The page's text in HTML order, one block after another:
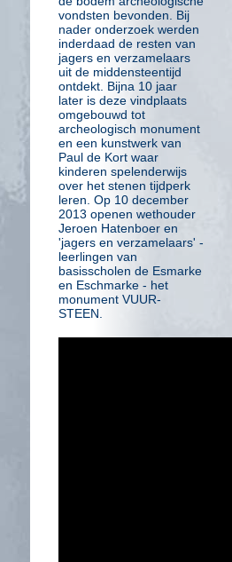
vondsten bevonden. Bij
nader onderzoek werden
inderdaad de resten van
jagers en verzamelaars
uit de middensteentijd
ontdekt. Bijna 10 jaar
later is deze vindplaats
omgebouwd tot
archeologisch monument
en een kunstwerk van
Paul de Kort waar
kinderen spelenderwijs
over het stenen tijdperk
leren. Op 10 december
2013 openen wethouder
Jeroen Hatenboer en
'jagers en verzamelaars' -
leerlingen van
basisscholen de Esmarke
en Eschmarke - het
monument VUUR-
STEEN.